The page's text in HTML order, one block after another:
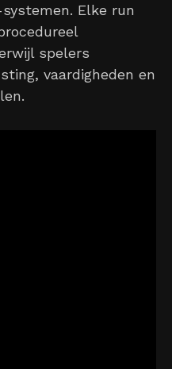
Elke run
spelers
vaardigheden en